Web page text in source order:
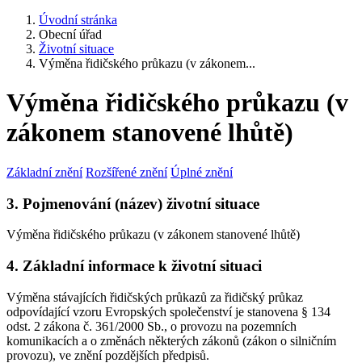
Úvodní stránka
Obecní úřad
Životní situace
Výměna řidičského průkazu (v zákonem...
Výměna řidičského průkazu (v
zákonem stanovené lhůtě)
Základní znění Rozšířené znění Úplné znění
3. Pojmenování (název) životní situace
Výměna řidičského průkazu (v zákonem stanovené lhůtě)
4. Základní informace k životní situaci
Výměna stávajících řidičských průkazů za řidičský průkaz
odpovídající vzoru Evropských společenství je stanovena § 134
odst. 2 zákona č. 361/2000 Sb., o provozu na pozemních
komunikacích a o změnách některých zákonů (zákon o silničním
provozu), ve znění pozdějších předpisů.